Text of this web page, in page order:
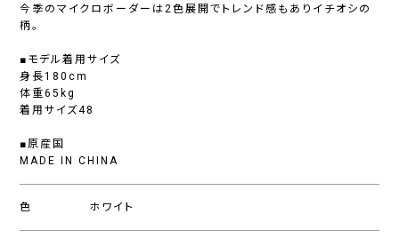
今季のマイクロボーダーは2色展開でトレンド感もありイチオシの
柄。
■モデル着用サイズ
身長180cm
体重65kg
着用サイズ48
■原産国
MADE IN CHINA
色 ホワイト